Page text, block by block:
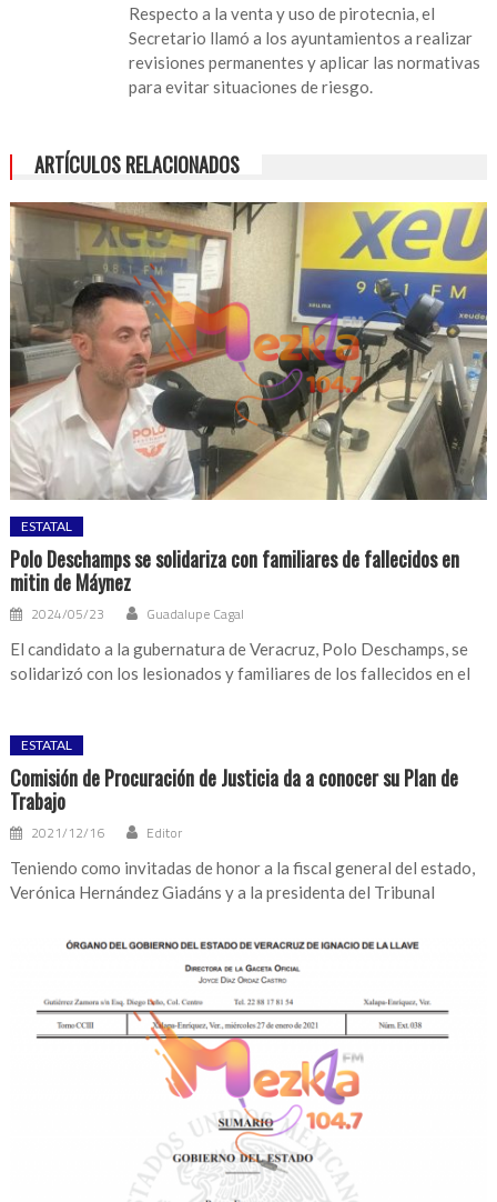
Respecto a la venta y uso de pirotecnia, el
Secretario llamó a los ayuntamientos a realizar
revisiones permanentes y aplicar las normativas
para evitar situaciones de riesgo.
ARTÍCULOS RELACIONADOS
ESTATAL
Polo Deschamps se solidariza con familiares de fallecidos en
mitin de Máynez
2024/05/23 Guadalupe Cagal
El candidato a la gubernatura de Veracruz, Polo Deschamps, se
solidarizó con los lesionados y familiares de los fallecidos en el
ESTATAL
Comisión de Procuración de Justicia da a conocer su Plan de
Trabajo
2021/12/16 Editor
Teniendo como invitadas de honor a la fiscal general del estado,
Verónica Hernández Giadáns y a la presidenta del Tribunal